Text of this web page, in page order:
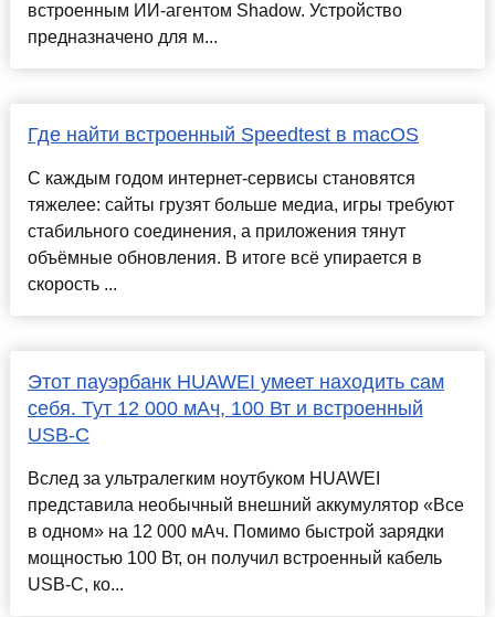
встроенным ИИ-агентом Shadow. Устройство
предназначено для м...
Где найти встроенный Speedtest в macOS
С каждым годом интернет-сервисы становятся
тяжелее: сайты грузят больше медиа, игры требуют
стабильного соединения, а приложения тянут
объёмные обновления. В итоге всё упирается в
скорость ...
Этот пауэрбанк HUAWEI умеет находить сам
себя. Тут 12 000 мАч, 100 Вт и встроенный
USB-C
Вслед за ультралегким ноутбуком HUAWEI
представила необычный внешний аккумулятор «Все
в одном» на 12 000 мАч. Помимо быстрой зарядки
мощностью 100 Вт, он получил встроенный кабель
USB-C, ко...